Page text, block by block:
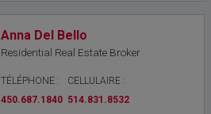
Anna Del Bello
Residential Real Estate Broker
TÉLÉPHONE :
450.687.1840
CELLULAIRE :
514.831.8532